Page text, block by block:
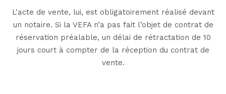
L'acte de vente, lui, est obligatoirement réalisé devant
un notaire. Si la VEFA n’a pas fait l’objet de contrat de
réservation préalable, un délai de rétractation de 10
jours court à compter de la réception du contrat de
vente.